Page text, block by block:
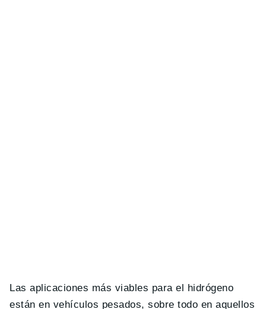
Las aplicaciones más viables para el hidrógeno
están en vehículos pesados, sobre todo en aquellos